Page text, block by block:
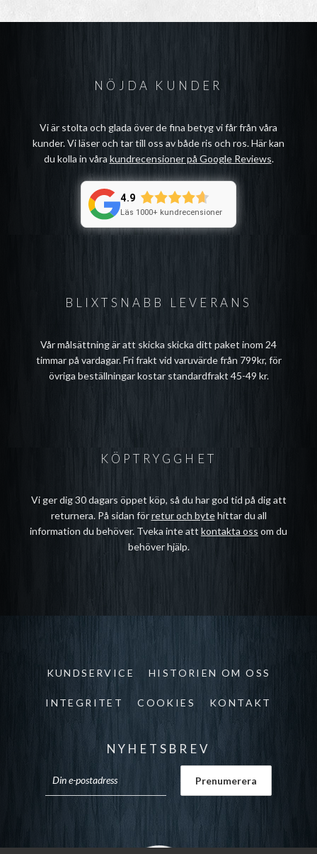
BLIXTSNABB LEVERANS
Vår målsättning är att skicka skicka ditt paket inom 24
timmar på vardagar. Fri frakt vid varuvärde från 799kr, för
övriga beställningar kostar standardfrakt 45-49 kr.
NÖJDA KUNDER
Vi är stolta och glada över de fina betyg vi får från våra
kunder. Vi läser och tar till oss av både ris och ros. Här kan
du kolla in våra kundrecensioner på Google Reviews.
4.9
Läs 1000+ kundrecensioner
KÖPTRYGGHET
Vi ger dig 30 dagars öppet köp, så du har god tid på dig att
returnera. På sidan förretur och bytehittar du all
information du behöver. Tveka inte att kontakta oss om du
behöver hjälp.
KUNDSERVICE HISTORIEN OM OSS
INTEGRITET COOKIES KONTAKT
NYHETSBREV